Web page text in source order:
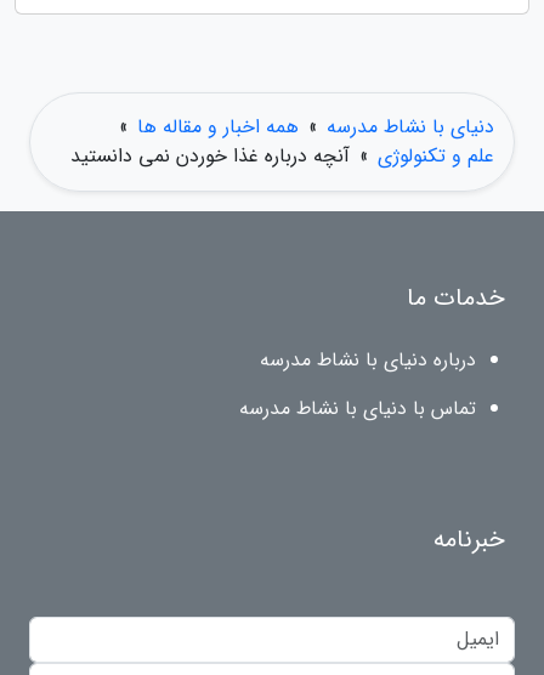
دنیای با نشاط مدرسه » همه اخبار و مقاله ها »
علم و تکنولوژی » آنچه درباره غذا خوردن نمی دانستید
خدمات ما
درباره دنیای با نشاط مدرسه
تماس با دنیای با نشاط مدرسه
خبرنامه